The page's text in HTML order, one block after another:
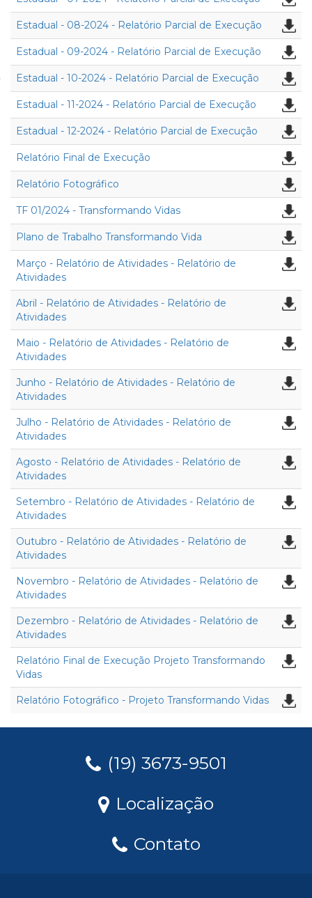
Estadual - 08-2024 - Relatório Parcial de Execução
Estadual - 09-2024 - Relatório Parcial de Execução
Estadual - 10-2024 - Relatório Parcial de Execução
Estadual - 11-2024 - Relatório Parcial de Execução
Estadual - 12-2024 - Relatório Parcial de Execução
Relatório Final de Execução
Relatório Fotográfico
TF 01/2024 - Transformando Vidas
Plano de Trabalho Transformando Vida
Março - Relatório de Atividades - Relatório de
Atividades
Abril - Relatório de Atividades - Relatório de
Atividades
Maio - Relatório de Atividades - Relatório de
Atividades
Junho - Relatório de Atividades - Relatório de
Atividades
Julho - Relatório de Atividades - Relatório de
Atividades
Agosto - Relatório de Atividades - Relatório de
Atividades
Setembro - Relatório de Atividades - Relatório de
Atividades
Outubro - Relatório de Atividades - Relatório de
Atividades
Novembro - Relatório de Atividades - Relatório de
Atividades
Dezembro - Relatório de Atividades - Relatório de
Atividades
Relatório Final de Execução Projeto Transformando
Vidas
Relatório Fotográfico - Projeto Transformando Vidas
(19) 3673-9501
Localização
Contato